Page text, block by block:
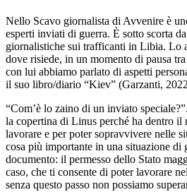
Nello Scavo giornalista di Avvenire è
esperti inviati di guerra. È sotto scorta
giornalistiche sui trafficanti in Libia. Lo
dove risiede, in un momento di pausa
con lui abbiamo parlato di aspetti
il suo libro/diario “Kiev” (Garzanti,
“Com’è lo zaino di un inviato
la copertina di Linus perché ha dentro il
lavorare e per poter sopravvivere nelle
cosa più importante in una situazione di
documento: il permesso dello Stato
caso, che ti consente di poter lavorare
senza questo passo non possiamo